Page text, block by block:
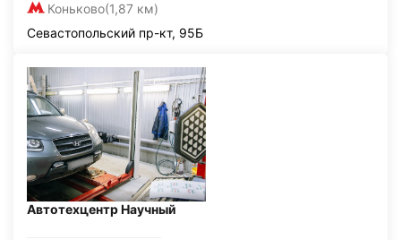
Коньково(1,87 км)
Севастопольский пр-кт, 95Б
Автотехцентр Научный